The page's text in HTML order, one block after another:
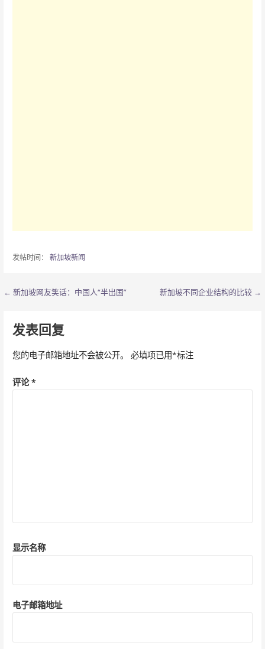
发帖时间： 新加坡新闻
文
章
导
航
← 新加坡网友笑话：中国人“半出国” 新加坡不同企业结构的比较 →
发表回复
您的电子邮箱地址不会被公开。 必填项已用*标注
评论*
显示名称
电子邮箱地址